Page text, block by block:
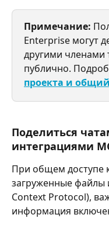
Примечание:
Enterprise могут
другими членами
публично.
проекта и
Поделиться
интеграциями
При общем доступе
загруженные файлы
Context Protocol),
информация